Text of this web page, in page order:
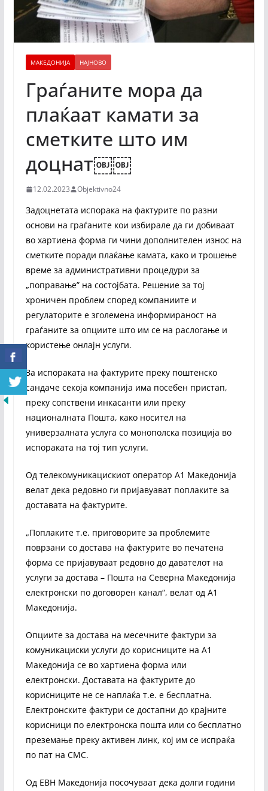
МАКЕДОНИЈА НАЈНОВО
Граѓаните мора да
плаќаат камати за
сметките што им
доцнат￼￼
12.02.2023 Objektivno24
Задоцнетата испорака на фактурите по разни
основи на граѓаните кои избирале да ги добиваат
во хартиена форма ги чини дополнителен износ на
сметките поради плаќање камата, како и трошење
време за административни процедури за
„поправање” на состојбата. Решение за тој
хроничен проблем според компаниите и
регулаторите е зголемена информираност на
граѓаните за опциите што им се на раслогање и
користење онлајн услуги.
За испораката на фактурите преку поштенско
сандаче секоја компанија има посебен пристап,
преку сопствени инкасанти или преку
националната Пошта, како носител на
универзалната услуга со монополска позиција во
испораката на тој тип услуги.
Од телекомуникацискиот оператор А1 Македонија
велат дека редовно ги пријавуават поплаките за
доставата на фактурите.
„Поплаките т.е. приговорите за проблемите
поврзани со достава на фактурите во печатена
форма се пријавуваат редовно до давателот на
услуги за достава – Пошта на Северна Македонија
електронски по договорен канал“, велат од А1
Македонија.
Опциите за достава на месечните фактури за
комуникациски услуги до корисниците на А1
Македонија се во хартиена форма или
електронски. Доставата на фактурите до
корисниците не се наплаќа т.е. е бесплатна.
Електронските фактури се достапни до крајните
корисници по електронска пошта или со бесплатно
преземање преку активен линк, кој им се испраќа
по пат на СМС.
Од ЕВН Македонија посочуваат дека долги години